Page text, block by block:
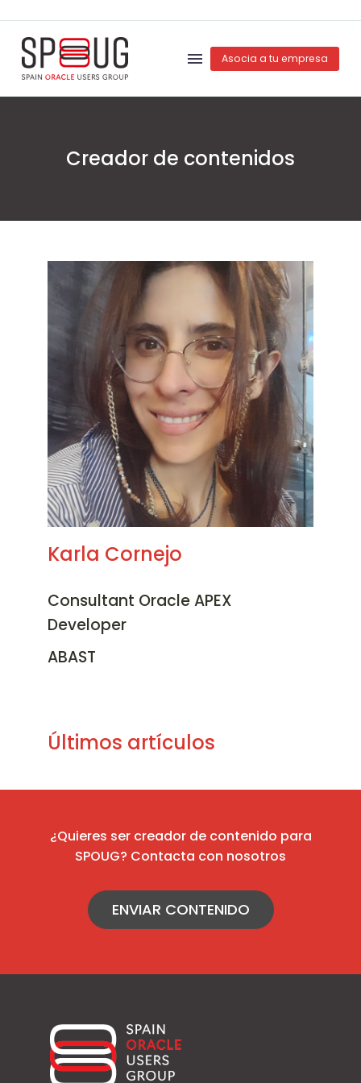
Asocia a tu empresa
Creador de contenidos
Karla Cornejo
Consultant Oracle APEX
Developer
ABAST
Últimos artículos
¿Quieres ser creador de contenido para
SPOUG? Contacta con nosotros
ENVIAR CONTENIDO